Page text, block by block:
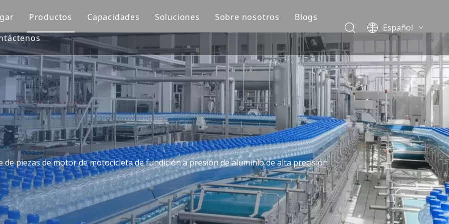
Productos
Molde automotriz
Molde de piezas de motocicleta
Molde médico
Molde para muebles de exterior
Molde de preformas de PET
Molde doméstico
Molde para electrodomésticos
Molde de soplado
Capacidades
Diseño de moldes
Impresión 3D
Mecanizado CNC
Fabricación de moldes
Control de calidad
Moldeo por inyección
Soluciones
Insertar molde
Molde de inyección de plástico
Sobre nosotros
Perfil de la empresa
Preguntas frecuentes
Blogs
Blogs
Casos
Vídeos
Español
English
العربية
Français
Pусский
Português
简体中文
de piezas de motor de motocicleta de fundición a presión de aluminio de alta precisión